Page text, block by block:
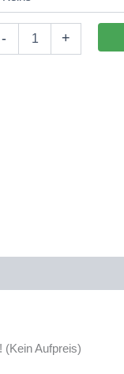
- +
(Kein Aufpreis)